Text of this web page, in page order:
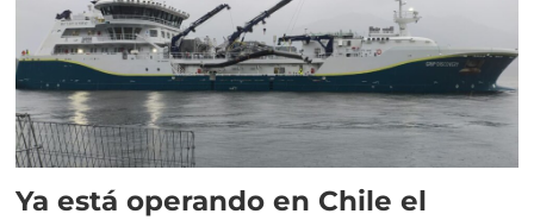
Ya está operando en Chile el